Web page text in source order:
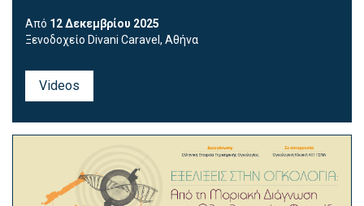
Από 12 Δεκεμβρίου 2025
Ξενοδοχείο Divani Caravel , Αθήνα
Videos